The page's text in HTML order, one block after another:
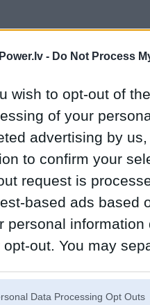
- Do Not Process
wish to opt-out of
of your
advertising by
to confirm your
request is
based ads based
personal
opt-out. You may
Data Processing Opt Outs